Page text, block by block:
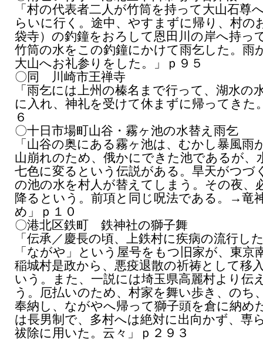
「村の代表者二人が竹筒を持って大山石尊
らいに行く。途中、やすまずに帰り、村の
袋寺）の釣鐘をおろして恩田川の岸へ持っ
竹筒の水をこの釣鐘にかけて雨乞した。雨
大山へお礼参りをした。」ｐ９５
〇同 川崎市王禅寺
「雨乞には上州の榛名まで行って、湖水の
に入れ、神礼を受けて休まずに帰ってきた
６
〇十日市場町山谷・霧ヶ池の水替え雨乞
「山谷の奥にある霧ヶ池は、むかし暴風雨
山崩れのため、俄かにできた池であるが、
七色に変るという伝説がある。旱天がつづ
の池の水を村人が替えてしまう。その夜、
降るという。前項と同じ呪法である。→竜
め」ｐ１０
〇港北区鉄町 鉄神社の獅子舞
「伝承／慶長の頃、上鉄村に疾病の流行し
「ながや」という屋号をもつ旧家が、東京
稲城村是政から、悪疫退散の祈祷として移
いう。また、一説には埼玉県高麗村より伝
う。厄払いのため、村家を舞い歩き、のち
奉納し、ながやへ帰って獅子頭を倉に納め
は長男制で、多村へは絶対に出向かず、専
祓除に用いた。云々」ｐ２９３